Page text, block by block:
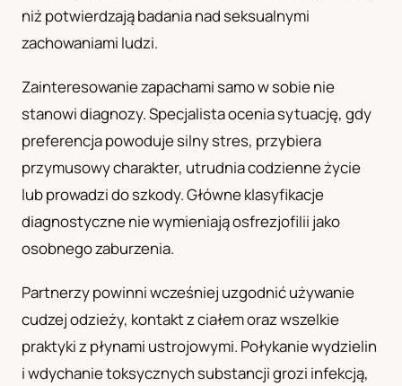
niż potwierdzają badania nad seksualnymi
zachowaniami ludzi.
Zainteresowanie zapachami samo w sobie nie
stanowi diagnozy. Specjalista ocenia sytuację, gdy
preferencja powoduje silny stres, przybiera
przymusowy charakter, utrudnia codzienne życie
lub prowadzi do szkody. Główne klasyfikacje
diagnostyczne nie wymieniają osfrezjofilii jako
osobnego zaburzenia.
Partnerzy powinni wcześniej uzgodnić używanie
cudzej odzieży, kontakt z ciałem oraz wszelkie
praktyki z płynami ustrojowymi. Połykanie wydzielin
i wdychanie toksycznych substancji grozi infekcją,